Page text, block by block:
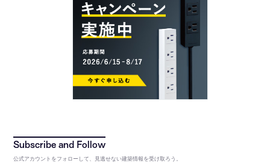
公式アカウントをフォローして、見逃せない建築情報を受け取ろう。